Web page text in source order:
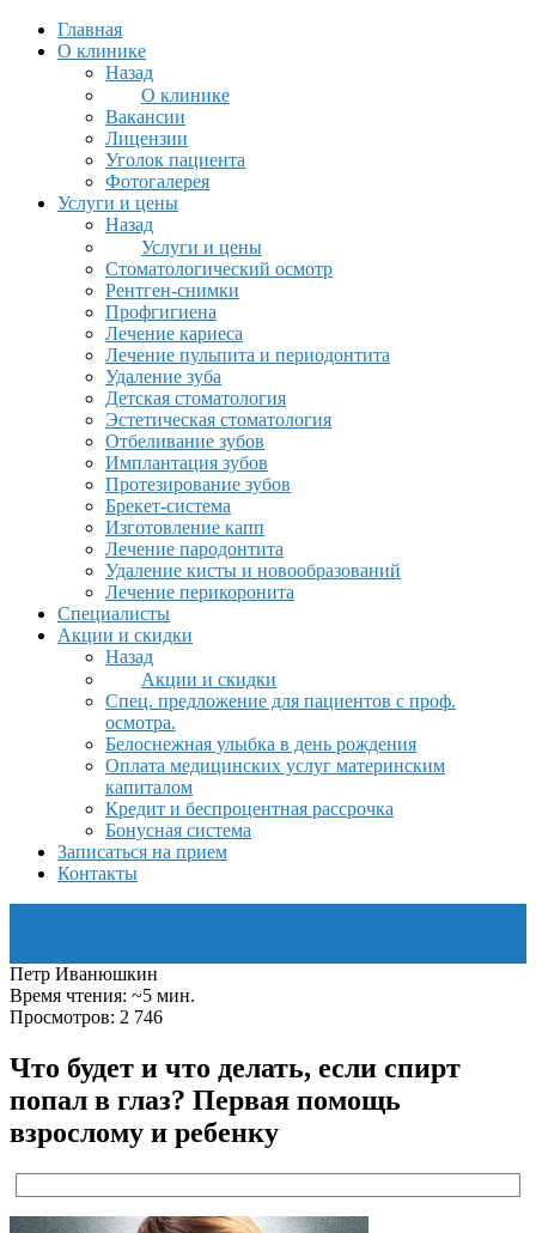
Главная
О клинике
Назад
О клинике
Вакансии
Лицензии
Уголок пациента
Фотогалерея
Услуги и цены
Назад
Услуги и цены
Стоматологический осмотр
Рентген-снимки
Профгигиена
Лечение кариеса
Лечение пульпита и периодонтита
Удаление зуба
Детская стоматология
Эстетическая стоматология
Отбеливание зубов
Имплантация зубов
Протезирование зубов
Брекет-система
Изготовление капп
Лечение пародонтита
Удаление кисты и новообразований
Лечение перикоронита
Специалисты
Акции и скидки
Назад
Акции и скидки
Спец. предложение для пациентов с проф.
осмотра.
Белоснежная улыбка в день рождения
Оплата медицинских услуг материнским
капиталом
Кредит и беспроцентная рассрочка
Бонусная система
Записаться на прием
Контакты
Петр Иванюшкин
Время чтения: ~5 мин.
Просмотров: 2 746
Что будет и что делать, если спирт
попал в глаз? Первая помощь
взрослому и ребенку